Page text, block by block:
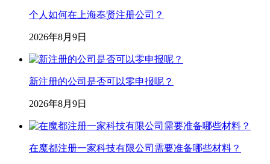
个人如何在上海奉贤注册公司？
2026年8月9日
新注册的公司是否可以零申报呢？
2026年8月9日
在魔都注册一家科技有限公司需要准备哪些材料？